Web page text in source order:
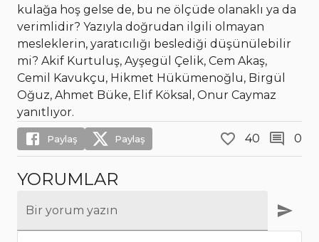
kulağa hoş gelse de, bu ne ölçüde olanaklı ya da
verimlidir? Yazıyla doğrudan ilgili olmayan
mesleklerin, yaratıcılığı beslediği düşünülebilir
mi? Akif Kurtuluş, Ayşegül Çelik, Cem Akaş,
Cemil Kavukçu, Hikmet Hükümenoğlu, Birgül
Oğuz, Ahmet Büke, Elif Köksal, Onur Caymaz
yanıtlıyor.
Paylaş Paylaş 40 0
YORUMLAR
Bir yorum yazın